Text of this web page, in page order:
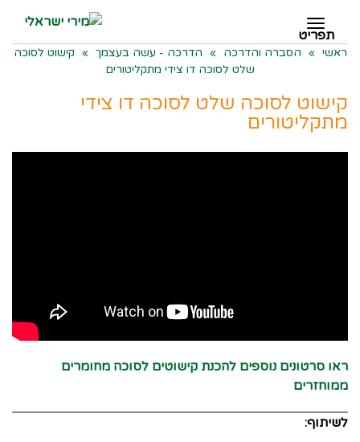
תפריט
תפריט
ראשי » הסברה והדרכה » הדרכה - עשה בעצמך » קישוט לסוכה
שלט לסוכה דו צידי מתקליטורים
קישוט לסוכה שלט לסוכה דו צידי
מתקליטורים
ראו סרטונים נוספים להכנת קישוטים לסוכה מחומרים
ממוחזרים
לשיתוף: